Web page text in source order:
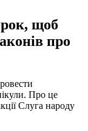
щоб
про
Про це
Слуга народу